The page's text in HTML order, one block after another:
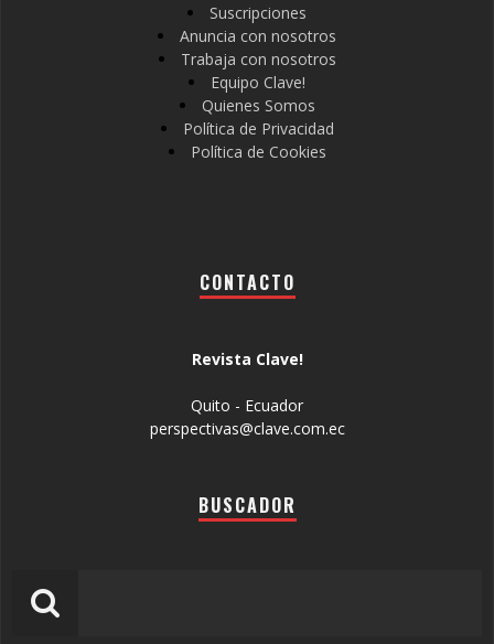
Suscripciones
Anuncia con nosotros
Trabaja con nosotros
Equipo Clave!
Quienes Somos
Política de Privacidad
Política de Cookies
CONTACTO
Revista Clave!
Quito - Ecuador
perspectivas@clave.com.ec
BUSCADOR